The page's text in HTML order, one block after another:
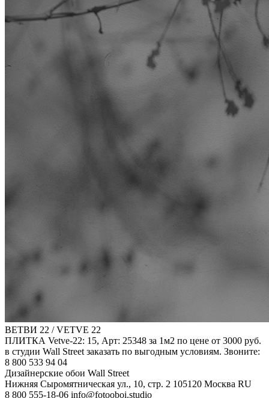
ВЕТВИ 22 / VETVE 22
ПЛИТКА Vetve-22: 15, Арт: 25348 за 1м2 по цене от 3000 руб.
в студии Wall Street заказать по выгодным условиям. Звоните:
8 800 533 94 04
Дизайнерские обои Wall Street
Нижняя Сыромятническая ул., 10, стр. 2 105120 Москва RU
8 800 555-18-06 info@fotooboi.studio